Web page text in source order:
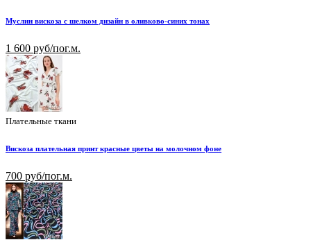
Муслин вискоза с шелком дизайн в оливково-синих тонах
1 600 руб/пог.м.
Плательные ткани
Вискоза плательная принт красные цветы на молочном фоне
700 руб/пог.м.